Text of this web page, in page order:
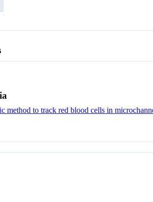
method to track red blood cells in